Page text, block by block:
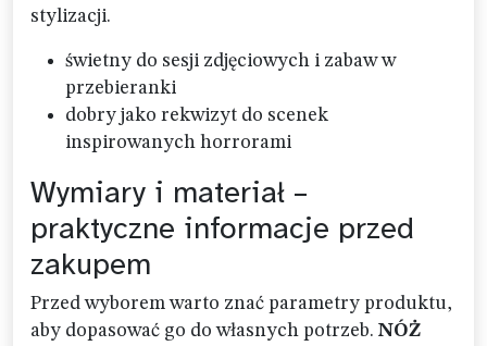
stylizacji.
świetny do sesji zdjęciowych i zabaw w
przebieranki
dobry jako rekwizyt do scenek
inspirowanych horrorami
Wymiary i materiał –
praktyczne informacje przed
zakupem
Przed wyborem warto znać parametry produktu,
aby dopasować go do własnych potrzeb. NÓŻ